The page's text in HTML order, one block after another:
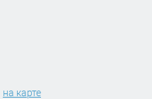
на карте